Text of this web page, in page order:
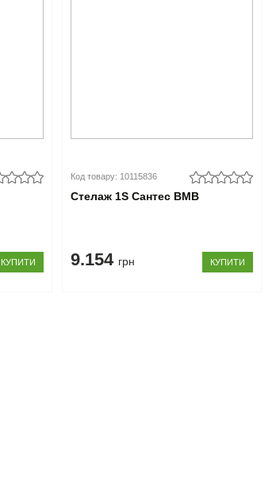
КУПИТИ
Код товару: 10115836
Стелаж 1S Сантес ВМВ
9.154 грн КУПИТИ